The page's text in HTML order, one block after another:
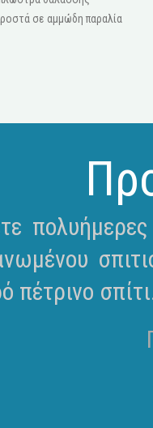
σε αμμώδη παραλία
πέτρινο